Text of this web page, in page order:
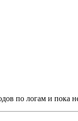
по логам и пока